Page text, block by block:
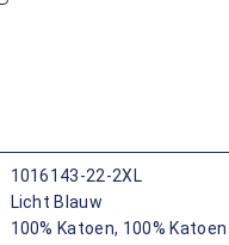
1016143-22-2XL
Licht Blauw
100% Katoen, 100% Katoen